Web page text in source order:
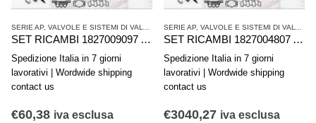
SERIE AP VALVOLE E SISTEMI DI VALVOLE AVENTICS ,VALVOLE SINGOLE
SET RICAMBI 1827009097 AVENTICS SERIE AP-NG6
Spedizione Italia in 7 giorni
lavorativi | Wordwide shipping
contact us
€60,38 iva esclusa
SERIE AP VALVOLE E SISTEMI DI VALVOLE AVENTICS
SET RICAMBI 1827004807 AVENTICS SERIE TRB C10A 250 AP. VITON
Spedizione Italia in 7 giorni
lavorativi | Wordwide shipping
contact us
€3040,27 iva esclusa